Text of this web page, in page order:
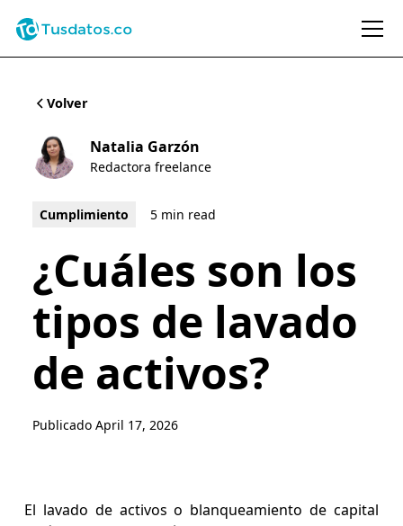
Volver
Natalia Garzón
Redactora freelance
Cumplimiento 5 min read
¿Cuáles son los
tipos de lavado
de activos?
Publicado April 17, 2026
El lavado de activos o blanqueamiento de capital